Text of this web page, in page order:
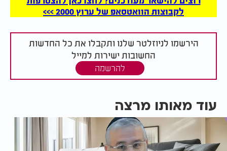
לקבוצות הוואטסאפ של ערוץ 2000 >>>
הירשמו לניוזלטר שלנו ותקבלו את כל החדשות
החשובות ישירות למייל
להרשמה
עוד מאותו מרצה